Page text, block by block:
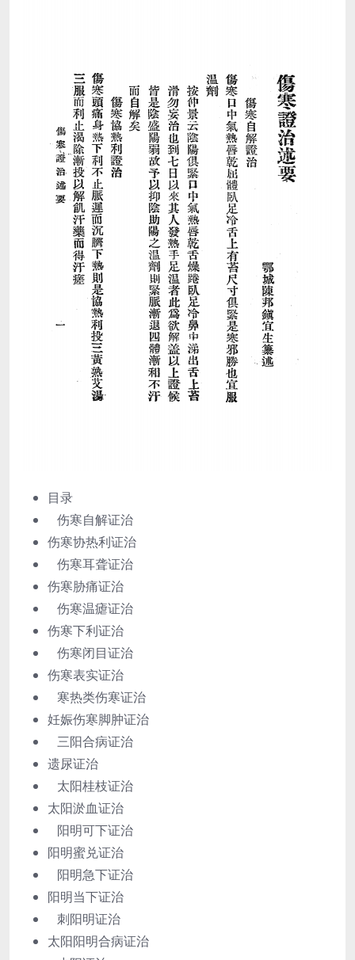
目录
伤寒自解证治
伤寒协热利证治
伤寒耳聋证治
伤寒胁痛证治
伤寒温瘧证治
伤寒下利证治
伤寒闭目证治
伤寒表实证治
寒热类伤寒证治
妊娠伤寒脚肿证治
三阳合病证治
遗尿证治
太阳桂枝证治
太阳淤血证治
阳明可下证治
阳明蜜兑证治
阳明急下证治
阳明当下证治
刺阳明证治
太阳阳明合病证治